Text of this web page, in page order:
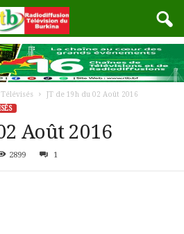
JT de 19h du 02 Août 2016
Août 2016
2899 1